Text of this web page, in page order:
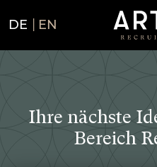
DE EN
Ihre nächste
Bereich